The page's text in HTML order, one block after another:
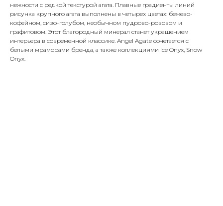
нежности с редкой текстурой агата. Плавные градиенты линий
рисунка крупного агата выполнены в четырех цветах: бежево-
кофейном, сизо-голубом, необычном пудрово-розовом и
графитовом. Этот благородный минерал станет украшением
интерьера в современной классике. Angel Agate сочетается с
белыми мраморами бренда, а также коллекциями Ice Onyx, Snow
Onyx.